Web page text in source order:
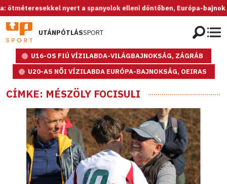
nyert a spanyolok elleni döntőben, Európa-bajnok az U20-as női
UTÁNPÓTLÁSSPORT
U16-OS FIÚ VÍZILABDA-VILÁGBAJNOKSÁG, ZÁGRÁB
U20-AS NŐI VÍZILABDA EURÓPA-BAJNOKSÁG, OEIRAS
CÍMKE: MÉSZÖLY FOCISULI